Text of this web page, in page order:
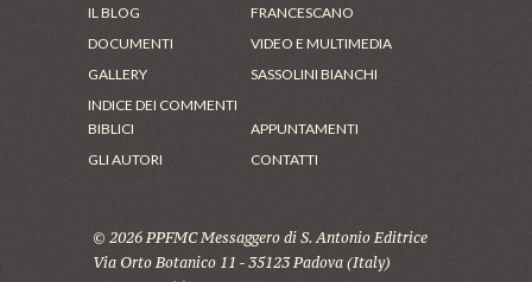
IL BLOG
FRANCESCANO
DOCUMENTI
VIDEO E MULTIMEDIA
GALLERY
SASSOLINI BIANCHI
INDICE DEI COMMENTI
BIBLICI
APPUNTAMENTI
GLI AUTORI
CONTATTI
© 2026 PPFMC Messaggero di S. Antonio Editrice
Via Orto Botanico 11 - 35123 Padova (Italy)